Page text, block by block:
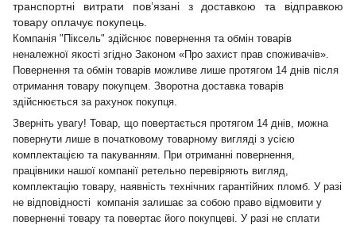
транспортні витрати пов’язані з доставкою та відправкою
товару оплачує покупець.
Компанія "Піксель" здійснює повернення та обмін товарів
неналежної якості згідно Законом «Про захист прав споживачів».
Повернення та обмін товарів можливе лише протягом 14 днів після
отримання товару покупцем. Зворотна доставка товарів
здійснюється за рахунок покупця.
Зверніть увагу! Товар, що повертається протягом 14 днів, можна
повернути лише в початковому товарному вигляді з усією
комплектацією та пакуванням. При отриманні повернення,
працівники нашої компанії ретельно перевіряють вигляд,
комплектацію товару, наявність технічних гарантійних пломб. У разі
не відповідності компанія залишає за собою право відмовити у
поверненні товару та повертає його покупцеві. У разі не сплати